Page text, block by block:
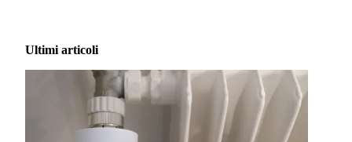
Ultimi articoli